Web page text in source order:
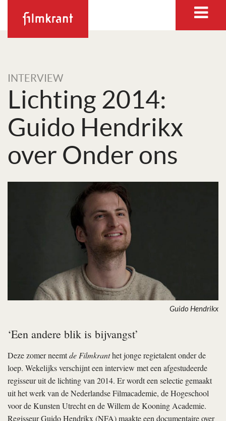
INTERVIEW
Lichting 2014:
Guido Hendrikx
over Onder ons
Guido Hendrikx
‘Een andere blik is bijvangst’
Deze zomer neemtde Filmkranthet jonge regietalent onder de
loep. Wekelijks verschijnt een interview met een afgestudeerde
regisseur uit de lichting van 2014. Er wordt een selectie gemaakt
uit het werk van de Nederlandse Filmacademie, de Hogeschool
voor de Kunsten Utrecht en de Willem de Kooning Academie.
Regisseur Guido Hendrikx (NFA) maakte een documentaire over